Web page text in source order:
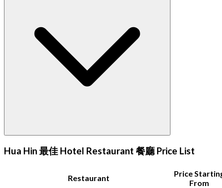
Hua Hin 最佳 Hotel Restaurant 餐廳 Price List
Restaurant
Price
From